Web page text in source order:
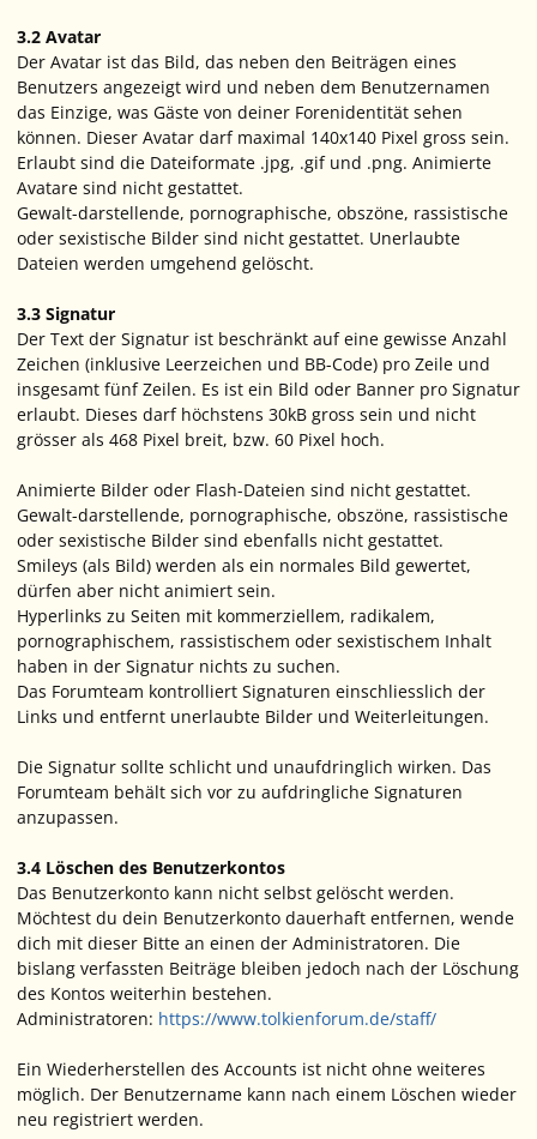
3.2 Avatar
Der Avatar ist das Bild, das neben den Beiträgen eines
Benutzers angezeigt wird und neben dem Benutzernamen
das Einzige, was Gäste von deiner Forenidentität sehen
können. Dieser Avatar darf maximal 140x140 Pixel gross sein.
Erlaubt sind die Dateiformate .jpg, .gif und .png. Animierte
Avatare sind nicht gestattet.
Gewalt-darstellende, pornographische, obszöne, rassistische
oder sexistische Bilder sind nicht gestattet. Unerlaubte
Dateien werden umgehend gelöscht.
3.3 Signatur
Der Text der Signatur ist beschränkt auf eine gewisse Anzahl
Zeichen (inklusive Leerzeichen und BB-Code) pro Zeile und
insgesamt fünf Zeilen. Es ist ein Bild oder Banner pro Signatur
erlaubt. Dieses darf höchstens 30kB gross sein und nicht
grösser als 468 Pixel breit, bzw. 60 Pixel hoch.
Animierte Bilder oder Flash-Dateien sind nicht gestattet.
Gewalt-darstellende, pornographische, obszöne, rassistische
oder sexistische Bilder sind ebenfalls nicht gestattet.
Smileys (als Bild) werden als ein normales Bild gewertet,
dürfen aber nicht animiert sein.
Hyperlinks zu Seiten mit kommerziellem, radikalem,
pornographischem, rassistischem oder sexistischem Inhalt
haben in der Signatur nichts zu suchen.
Das Forumteam kontrolliert Signaturen einschliesslich der
Links und entfernt unerlaubte Bilder und Weiterleitungen.
Die Signatur sollte schlicht und unaufdringlich wirken. Das
Forumteam behält sich vor zu aufdringliche Signaturen
anzupassen.
3.4 Löschen des Benutzerkontos
Das Benutzerkonto kann nicht selbst gelöscht werden.
Möchtest du dein Benutzerkonto dauerhaft entfernen, wende
dich mit dieser Bitte an einen der Administratoren. Die
bislang verfassten Beiträge bleiben jedoch nach der Löschung
des Kontos weiterhin bestehen.
Administratoren: https://www.tolkienforum.de/staff/
Ein Wiederherstellen des Accounts ist nicht ohne weiteres
möglich. Der Benutzername kann nach einem Löschen wieder
neu registriert werden.